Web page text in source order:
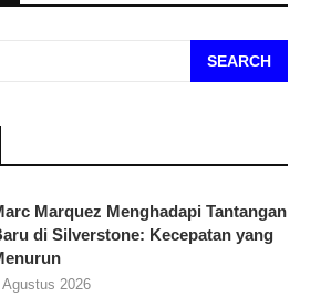
SEARCH
Marquez Menghadapi Tantangan
di Silverstone: Kecepatan yang
Agustus 2026